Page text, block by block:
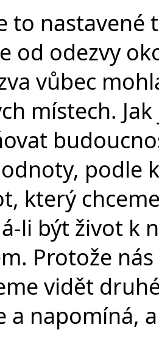
to nastavené
od odezvy
vůbec
místech.
podle
který
li být život k
Protože
vidět
a napomíná,